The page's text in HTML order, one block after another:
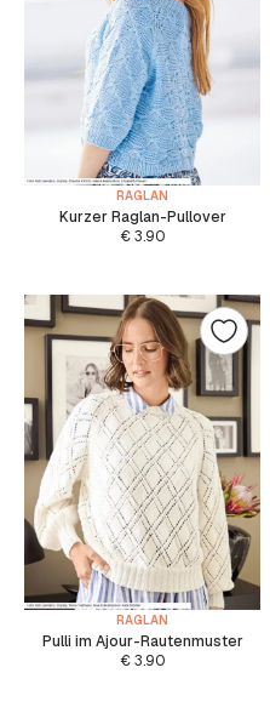
RAGLAN
Kurzer Raglan-Pullover
€3.90
RAGLAN
Pulli im Ajour-Rautenmuster
€3.90